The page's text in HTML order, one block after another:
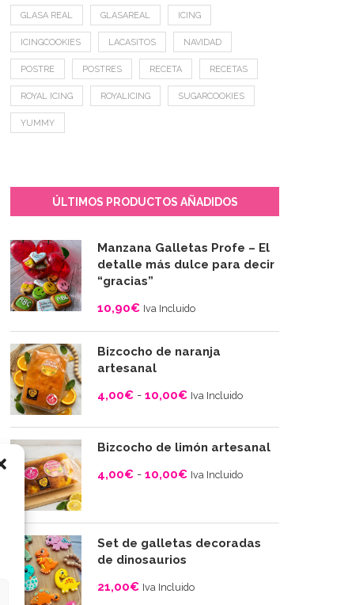
GLASA REAL GLASAREAL ICING
ICINGCOOKIES LACASITOS NAVIDAD
POSTRE POSTRES RECETA RECETAS
ROYAL ICING ROYALICING SUGARCOOKIES
YUMMY
ÚLTIMOS PRODUCTOS AÑADIDOS
Manzana Galletas Profe – El
detalle más dulce para decir
“gracias”
10,90€ Iva Incluido
Bizcocho de naranja
artesanal
4,00€ - 10,00€
Rango
precios:
desde
4,00€
hasta
10,00€
Iva Incluido
Bizcocho de limón artesanal
4,00€ - 10,00€
Rango
precios:
desde
4,00€
hasta
Iva Incluido
Set de galletas decoradas
de dinosaurios
21,00€ Iva Incluido